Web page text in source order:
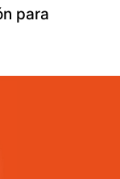
para